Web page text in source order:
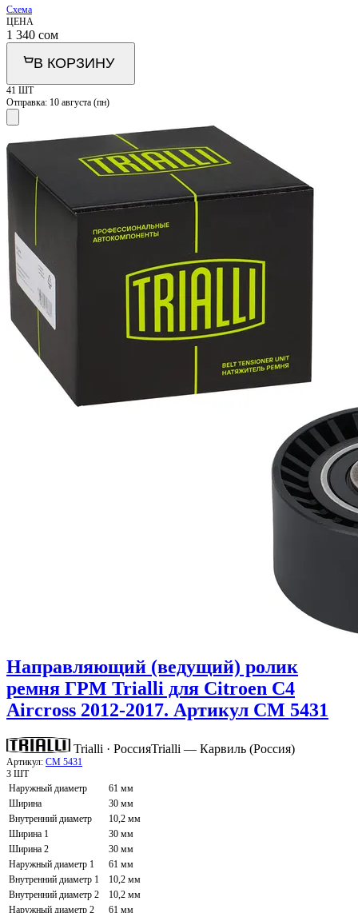
Схема
ЦЕНА
1 340 сом
В КОРЗИНУ
41 ШТ
Отправка: 10 августа (пн)
Направляющий (ведущий) ролик
ремня ГРМ Trialli для Citroen C4
Aircross 2012-2017. Артикул CM 5431
Trialli · РоссияTrialli — Карвиль (Россия)
Артикул: CM 5431
3 ШТ
Наружный диаметр
61 мм
Ширина
30 мм
Внутренний диаметр
10,2 мм
Ширина 1
30 мм
Ширина 2
30 мм
Наружный диаметр 1
61 мм
Внутренний диаметр 1
10,2 мм
Внутренний диаметр 2
10,2 мм
Наружный диаметр 2
61 мм